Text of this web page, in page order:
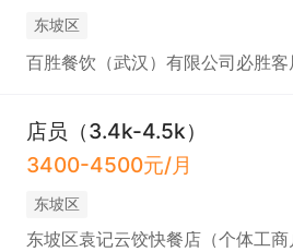
东坡区
百胜餐饮（武汉）有限公司必胜
店员（3.4k-4.5k）
3400-4500元/月
东坡区
东坡区袁记云饺快餐店（个体工商